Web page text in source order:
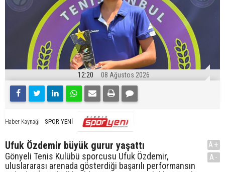
12:20 08 Ağustos 2026
Haber Kaynağı SPOR YENİ
Ufuk Özdemir büyük gurur yaşattı
Gönyeli Tenis Kulübü sporcusu Ufuk Özdemir,
uluslararası arenada gösterdiği başarılı performansın
A+
A-